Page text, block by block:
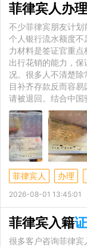
不少菲律宾朋友计
个人银行流水额度
力材料是签证官重
出行花销的能力，
况。很多人不清楚
目补齐存款反而容
请被退回。结合中国
菲律宾人 办理
2026-08-01 13:45:01
菲律宾入籍
很多客户咨询菲律宾